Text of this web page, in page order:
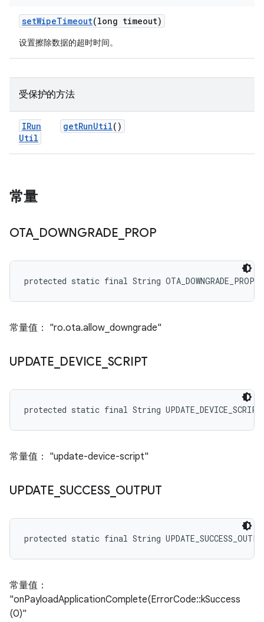
setWipeTimeout(long timeout)
设置擦除数据的超时时间。
受保护的方法
IRun
Util
getRunUtil()
常量
OTA_ DOWNGRADE PROP
protected static final String OTA_DOWNGRADE_PROP
常量值： "ro.ota.allow_downgrade"
UPDATE DEVICE SCRIPT
protected static final String UPDATE_DEVICE_SCRIPT
常量值： "update-device-script"
UPDATE _SUCCESS_ OUTPUT
protected static final String
常量值：
"onPayloadApplicationComplete(ErrorCode::kSuccess
(0)"